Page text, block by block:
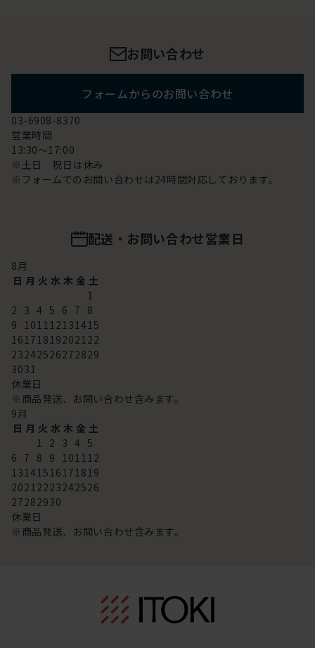
お問い合わせ
フォームからのお問い合わせ
03-6908-8370
営業時間
13:30～17:00
※土日 祝日は休み
※フォームでのお問い合わせは24時間対応しております。
配送・お問い合わせ営業日
8月
日 月 火 水 木 金 土
1
2 3 4 5 6 7 8
9 101112131415
16171819202122
23242526272829
3031
休業日
※商品発送、お問い合わせ含みます。
9月
日 月 火 水 木 金 土
1 2 3 4 5
6 7 8 9 101112
13141516171819
20212223242526
27282930
休業日
※商品発送、お問い合わせ含みます。